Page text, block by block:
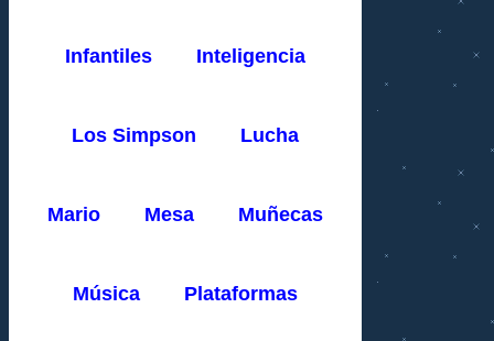
Infantiles Inteligencia
Los Simpson Lucha
Mario Mesa Muñecas
Música Plataformas